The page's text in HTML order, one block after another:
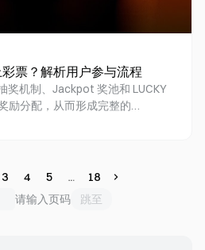
票？解析用户参与流程
奖机制、Jackpot 奖池和 LUCKY
励分配，从而形成完整的
3 4 5
18
请输入页码 跳至